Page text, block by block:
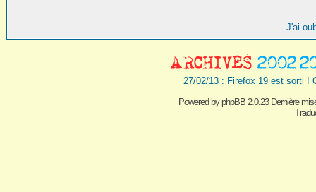
J'ai
27/02/13 : Firefox 19 est sorti !
Powered byphpBB 2.0.23 Dernière